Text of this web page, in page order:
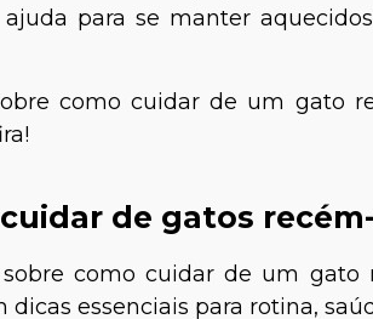
para se manter
como cuidar de um gato
de gatos
como cuidar de um gato
essenciais para rotina,